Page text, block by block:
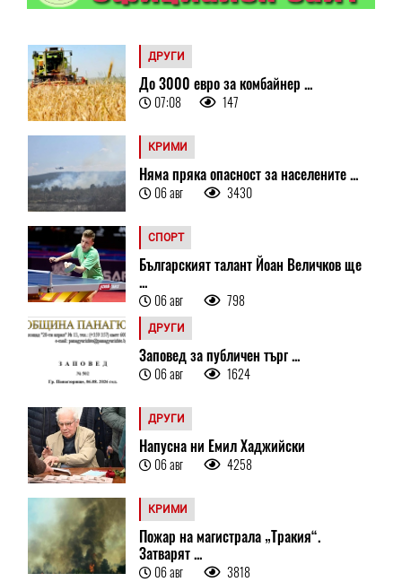
ДРУГИ
До 3000 евро за комбайнер ...
07:08 147
КРИМИ
Няма пряка опасност за населените ...
06 авг 3430
СПОРТ
Българският талант Йоан Величков ще
...
06 авг 798
ДРУГИ
Заповед за публичен търг ...
06 авг 1624
ДРУГИ
Напусна ни Емил Хаджийски
06 авг 4258
КРИМИ
Пожар на магистрала „Тракия“.
Затварят ...
06 авг 3818